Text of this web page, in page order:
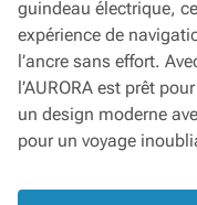
guindeau électrique,
expérience de
l’ancre sans effort.
l’AURORA est prêt
un design moderne
pour un voyage